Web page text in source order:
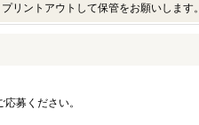
リントアウトして保管をお願いします。
募ください。